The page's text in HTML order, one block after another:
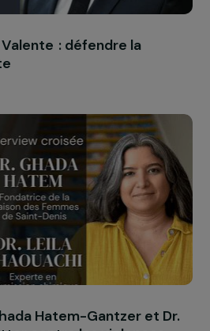
Srour : dialoguer,
contre les préjugés